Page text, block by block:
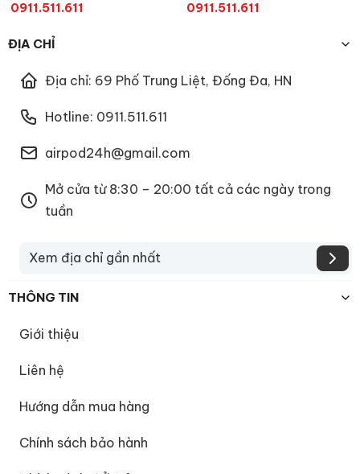
0911.511.611
0911.511.611
ĐỊA CHỈ
Địa chỉ: 69 Phố Trung Liệt, Đống Đa, HN
Hotline: 0911.511.611
airpod24h@gmail.com
Mở cửa từ 8:30 – 20:00 tất cả các ngày trong
tuần
Xem địa chỉ gần nhất
THÔNG TIN
Giới thiệu
Liên hệ
Hướng dẫn mua hàng
Chính sách bảo hành